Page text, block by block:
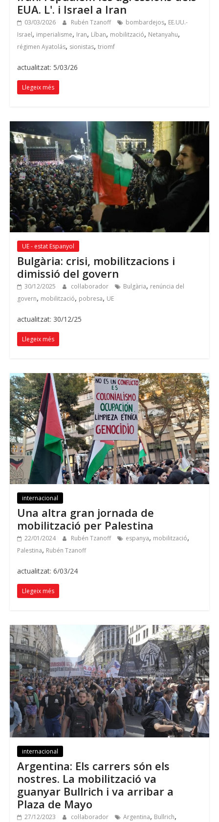
EUA. L'. i Israel a Iran
03/03/2026 Rubén Tzanoff bombardejos, EE.UU.-
Israel, imperialisme, Iran, Líban, mobilització, Netanyahu,
régimen Ayatolás, sionistas, triomf
actualitzat: 5/03/26
Llegeix més
UE - estat Espanyol
Bulgària: crisi, mobilitzacions i
dimissió del govern
30/12/2025 col·laborador Bulgària, renúncia del
govern, mobilització, pobresa, UE
actualitzat: 30/12/25
Llegeix més
internacional
Una altra gran jornada de
mobilització per Palestina
22/01/2024 Rubén Tzanoff espanya, mobilització,
Palestina, Rubén Tzanoff
actualitzat: 6/03/24
Llegeix més
internacional
Argentina: Els carrers són els
nostres. La mobilització va
guanyar Bullrich i va arribar a
Plaza de Mayo
27/12/2023 col·laborador Argentina, Bullrich,